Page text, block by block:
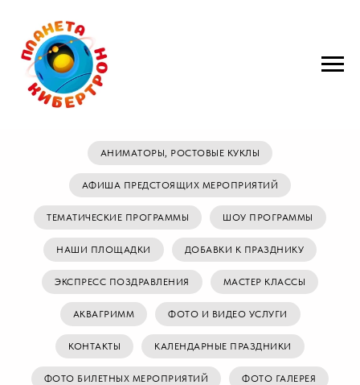
АНИМАТОРЫ, РОСТОВЫЕ КУКЛЫ
АФИША ПРЕДСТОЯЩИХ МЕРОПРИЯТИЙ
ТЕМАТИЧЕСКИЕ ПРОГРАММЫ ШОУ ПРОГРАММЫ
НАШИ ПЛОЩАДКИ ДОБАВКИ К ПРАЗДНИКУ
ЭКСПРЕСС ПОЗДРАВЛЕНИЯ МАСТЕР КЛАССЫ
АКВАГРИММ ФОТО И ВИДЕО УСЛУГИ
КОНТАКТЫ КАЛЕНДАРНЫЕ ПРАЗДНИКИ
ФОТО БИЛЕТНЫХ МЕРОПРИЯТИЙ ФОТО ГАЛЕРЕЯ